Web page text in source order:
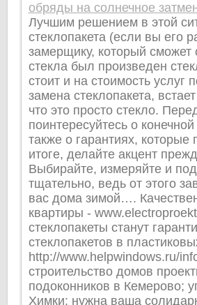
обряды на солнечное
Лучшим решением в этой
стеклопакета (если вы его
замерщику, который сможет
стекла был произведен
стоит и на стоимость услуг
замена стеклопакета,
что это просто стекло.
поинтересуйтесь о
также о гарантиях,
итоге, делайте акцент
Выбирайте, измеряйте и
тщательно, ведь от этого
вас дома зимой….
квартиры -
стеклопакеты станут
стеклопакетов в
http://www.helpwindows.ru/
строительство домов
подоконников в Кемерово;
Химки: нужна ваша